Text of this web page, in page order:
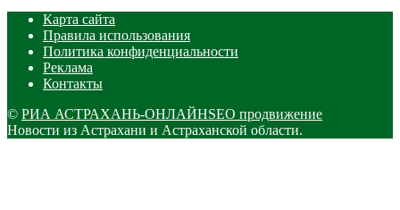
Карта сайта
Правила использования
Политика конфиденциальности
Реклама
Контакты
© РИА АСТРАХАНЬ-ОНЛАЙНSEO продвижение
Новости из Астрахани и Астраханской области.